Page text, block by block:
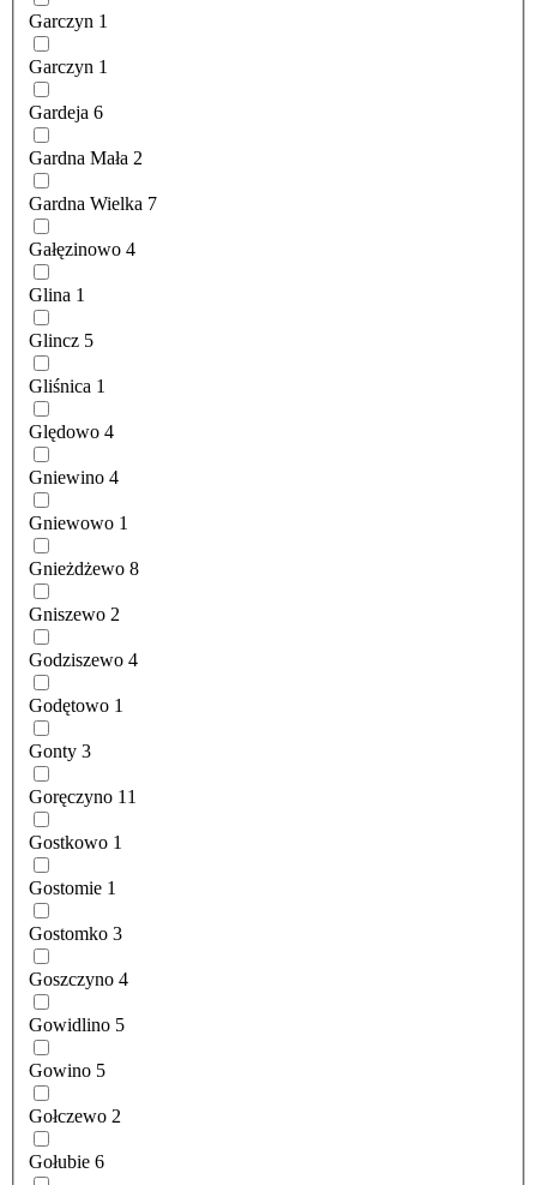
Garczyn 1
Garczyn 1
Gardeja 6
Gardna Mała 2
Gardna Wielka 7
Gałęzinowo 4
Glina 1
Glincz 5
Gliśnica 1
Ględowo 4
Gniewino 4
Gniewowo 1
Gnieżdżewo 8
Gniszewo 2
Godziszewo 4
Godętowo 1
Gonty 3
Goręczyno 11
Gostkowo 1
Gostomie 1
Gostomko 3
Goszczyno 4
Gowidlino 5
Gowino 5
Gołczewo 2
Gołubie 6